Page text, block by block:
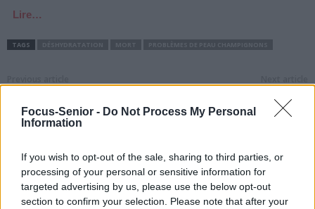
Focus-Senior - Do Not Process My Personal
Information
If you wish to opt-out of the sale, sharing to third parties, or
processing of your personal or sensitive information for
targeted advertising by us, please use the below opt-out
section to confirm your selection. Please note that after your
Lire…
TAGS
protéine C réactive élevé ?
Aspirine : la posologie
contre la fièvre